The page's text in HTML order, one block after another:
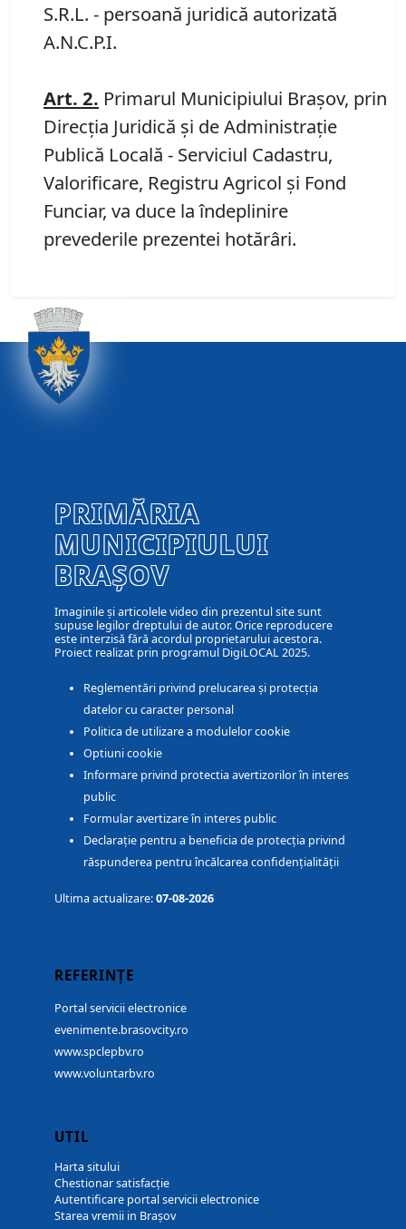
S.R.L. - persoană juridică autorizată
A.N.C.P.I.
Art. 2. Primarul Municipiului Brașov, prin
Direcția Juridică și de Administrație
Publică Locală - Serviciul Cadastru,
Valorificare, Registru Agricol și Fond
Funciar, va duce la îndeplinire
prevederile prezentei hotărâri.
PRIMĂRIA
MUNICIPIULUI
BRAȘOV
Imaginile și articolele video din prezentul site sunt
supuse legilor dreptului de autor. Orice reproducere
este interzisă fără acordul proprietarului acestora.
Proiect realizat prin programul DigiLOCAL 2025.
Reglementări privind prelucarea și protecția
datelor cu caracter personal
Politica de utilizare a modulelor cookie
Optiuni cookie
Informare privind protectia avertizorilor în interes
public
Formular avertizare în interes public
Declarație pentru a beneficia de protecția privind
răspunderea pentru încălcarea confidențialității
Ultima actualizare:07-08-2026
REFERINȚE
Portal servicii electronice
evenimente.brasovcity.ro
www.spclepbv.ro
www.voluntarbv.ro
UTIL
Harta sitului
Chestionar satisfacție
Autentificare portal servicii electronice
Starea vremii in Brașov